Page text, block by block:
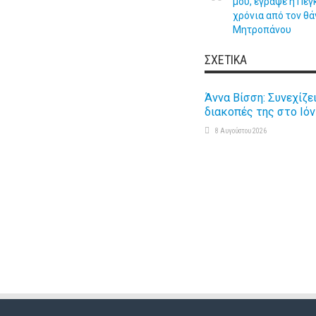
χρόνια από τον
Μητροπάνου
ΣΧΕΤΙΚΆ
Άννα Βίσση:
διακοπές της στο
8 Αυγούστου 2026